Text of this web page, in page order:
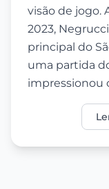
visão de jogo.
2023,
principal do
uma partida
impressionou